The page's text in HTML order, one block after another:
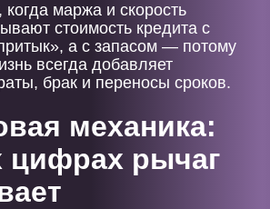
когда маржа и скорость
стоимость кредита с
а с запасом — потому
всегда добавляет
брак и переносы сроков.
механика:
цифрах рычаг